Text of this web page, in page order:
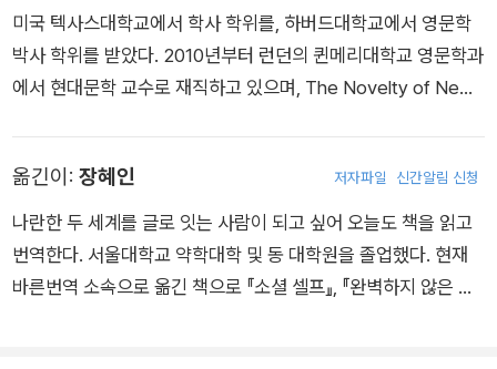
미국 텍사스대학교에서 학사 학위를, 하버드대학교에서 영문학
박사 학위를 받았다. 2010년부터 런던의 퀸메리대학교 영문학과
에서 현대문학 교수로 재직하고 있으며, The Novelty of News
옮긴이: 장혜인 저자파일 신간알림 신청
나란한 두 세계를 글로 잇는 사람이 되고 싶어 오늘도 책을 읽고
번역한다. 서울대학교 약학대학 및 동 대학원을 졸업했다. 현재
바른번역 소속으로 옮긴 책으로 『소셜 셀프』, 『완벽하지 않은 것